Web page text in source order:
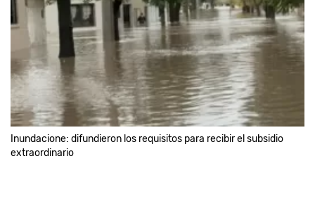
Inundacione: difundieron los requisitos para recibir el subsidio
extraordinario